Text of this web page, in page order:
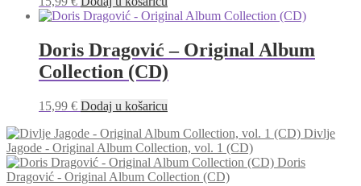
Doris Dragović – Original Album
Collection (CD)
15,99 € Dodaj u košaricu
Divlje
Jagode - Original Album Collection, vol. 1 (CD)
Doris
Dragović - Original Album Collection (CD)